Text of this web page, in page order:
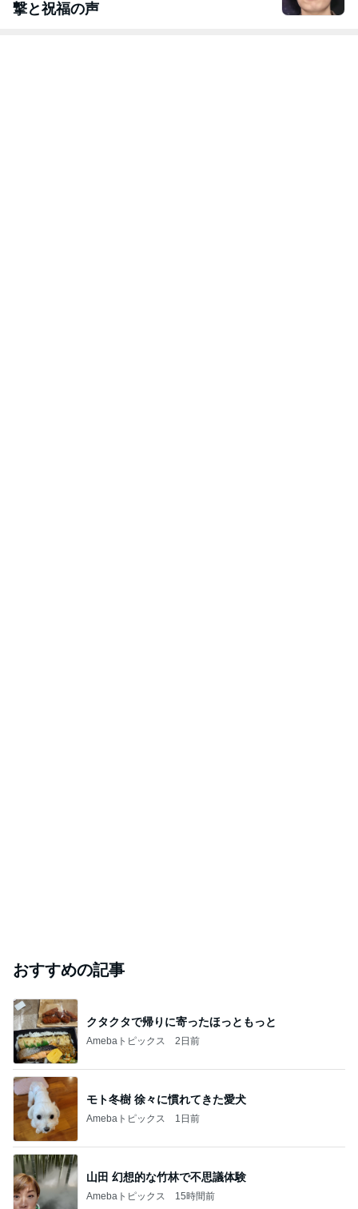
撃と祝福の声
おすすめの記事
クタクタで帰りに寄ったほっともっと
Amebaトピックス 2日前
モト冬樹 徐々に慣れてきた愛犬
Amebaトピックス 1日前
山田 幻想的な竹林で不思議体験
Amebaトピックス 15時間前